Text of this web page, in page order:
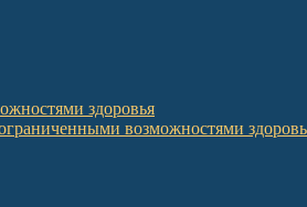
здоровья
возможностями